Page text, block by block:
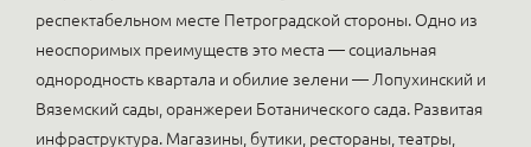
респектабельном месте Петроградской стороны. Одно из
неоспоримых преимуществ это места — социальная
однородность квартала и обилие зелени — Лопухинский и
Вяземский сады, оранжереи Ботанического сада. Развитая
инфраструктура. Магазины, бутики, рестораны, театры,